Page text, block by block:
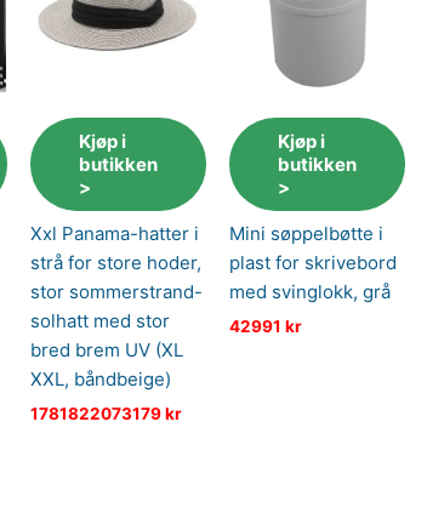
Kjøp i
butikken
>
Xxl Panama-hatter i
strå for store hoder,
stor sommerstrand-
solhatt med stor
bred brem UV (XL
XXL, båndbeige)
1781822073179kr
Kjøp i
butikken
>
Mini søppelbøtte i
plast for skrivebord
med svinglokk, grå
42991kr